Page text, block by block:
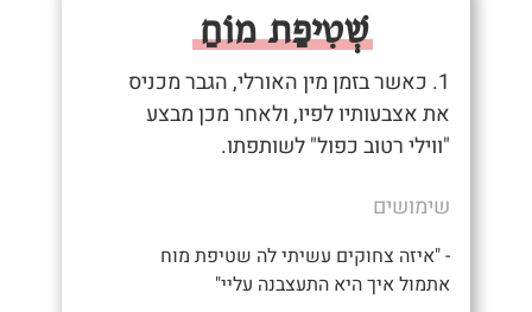
שְׁטִיפַת מוֹחַ
1. כאשר בזמן מין האורלי, הגבר מכניס
את אצבעותיו לפיו, ולאחר מכן מבצע
"ווילי רטוב כפול" לשותפתו.
שימושים
- "איזה צחוקים עשיתי לה שטיפת מוח
אתמול איך היא התעצבנה עליי"